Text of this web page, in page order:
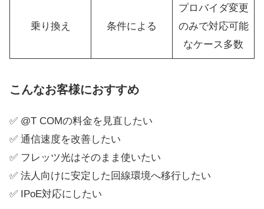
乗り換え 条件による
プロバイダ変更
のみで対応可能
なケース多数
こんなお客様におすすめ
✅ @T COMの料金を見直したい
✅ 通信速度を改善したい
✅ フレッツ光はそのまま使いたい
✅ 法人向けに安定した回線環境へ移行したい
✅ IPoE対応にしたい